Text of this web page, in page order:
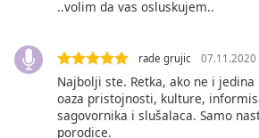
Text
Background
..volim da vas osluskujem..
rade grujic 07.11.2020
Najbolji ste. Retka, ako ne i
oaza pristojnosti, kulture,
sagovornika i slušalaca. Samo
porodice.